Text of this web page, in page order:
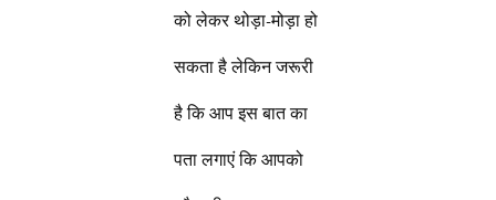
को लेकर थोड़ा-मोड़ा हो
सकता है लेकिन जरूरी
है कि आप इस बात का
पता लगाएं कि आपको